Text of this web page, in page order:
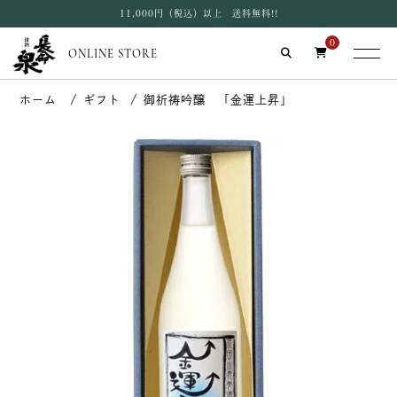
11,000円（税込）以上 送料無料!!
ONLINE STORE
0
ギフト 御祈祷吟醸 「金運上昇」